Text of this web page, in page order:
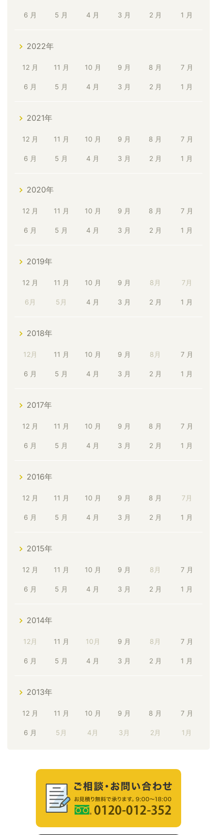
6 月 5 月 4 月 3 月 2 月 1 月
2022年
12 月 11 月 10 月 9 月 8 月 7 月
6 月 5 月 4 月 3 月 2 月 1 月
2021年
12 月 11 月 10 月 9 月 8 月 7 月
6 月 5 月 4 月 3 月 2 月 1 月
2020年
12 月 11 月 10 月 9 月 8 月 7 月
6 月 5 月 4 月 3 月 2 月 1 月
2019年
12 月 11 月 10 月 9 月 8月 7月
6月 5月 4 月 3 月 2 月 1 月
2018年
12月 11 月 10 月 9 月 8月 7 月
6 月 5 月 4 月 3 月 2 月 1 月
2017年
12 月 11 月 10 月 9 月 8 月 7 月
6 月 5 月 4 月 3 月 2 月 1 月
2016年
12 月 11 月 10 月 9 月 8 月 7月
6 月 5 月 4 月 3 月 2 月 1 月
2015年
12 月 11 月 10 月 9 月 8月 7 月
6 月 5 月 4 月 3 月 2 月 1 月
2014年
12月 11 月 10月 9 月 8月 7 月
6 月 5 月 4 月 3 月 2 月 1 月
2013年
12 月 11 月 10 月 9 月 8 月 7 月
6 月 5月 4月 3月 2月 1月